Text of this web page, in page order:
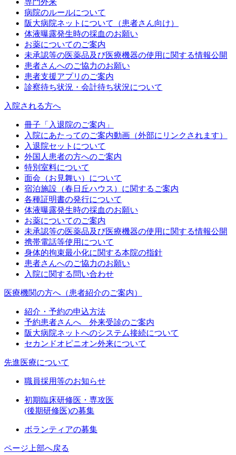
病院のルールについて
阪大病院ネットについて（患者さん向け）
体液曝露発生時の採血のお願い
お薬についてのご案内
未承認等の医薬品及び医療機器の使用に関する情報公開
患者さんへのご協力のお願い
患者支援アプリのご案内
診察待ち状況・会計待ち状況について
入院される方へ
冊子「入退院のご案内」
入院にあたってのご案内動画（外部にリンクされます）
入退院セットについて
外国人患者の方へのご案内
特別室料について
面会（お見舞い）について
宿泊施設（春日丘ハウス）に関するご案内
各種証明書の発行について
体液曝露発生時の採血のお願い
お薬についてのご案内
未承認等の医薬品及び医療機器の使用に関する情報公開
携帯電話等使用について
身体的拘束最小化に関する本院の指針
患者さんへのご協力のお願い
入院に関する問い合わせ
医療機関の方へ（患者紹介のご案内）
紹介・予約の申込方法
予約患者さんへ 外来受診のご案内
阪大病院ネットへのシステム接続について
セカンドオピニオン外来について
先進医療について
職員採用等のお知らせ
初期臨床研修医・専攻医
(後期研修医)の募集
ボランティアの募集
ページ上部へ戻る